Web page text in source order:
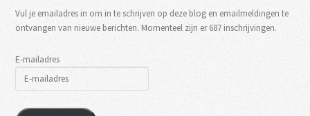
Vul je emailadres in om in te schrijven op deze blog en emailmeldingen te
ontvangen van nieuwe berichten. Momenteel zijn er 687 inschrijvingen.
E-mailadres